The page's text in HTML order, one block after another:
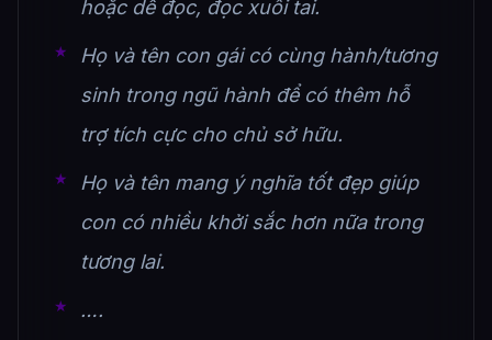
hoặc dễ đọc, đọc xuôi tai.
Họ và tên con gái có cùng hành/tương
sinh trong ngũ hành để có thêm hỗ
trợ tích cực cho chủ sở hữu.
Họ và tên mang ý nghĩa tốt đẹp giúp
con có nhiều khởi sắc hơn nữa trong
tương lai.
….